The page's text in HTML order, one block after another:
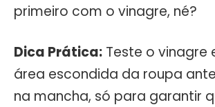
primeiro com o vinagre, né?
Dica Prática: Teste o vinagre
área escondida da roupa
na mancha, só para garantir